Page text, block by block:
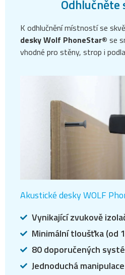
Odhlučněte
K odhlučnění místností se
desky Wolf PhoneStar® se
vhodné pro stěny, strop i
Akustické desky WOLF
Vynikající zvukově
Minimální tloušťka (od
80 doporučených
Jednoduchá